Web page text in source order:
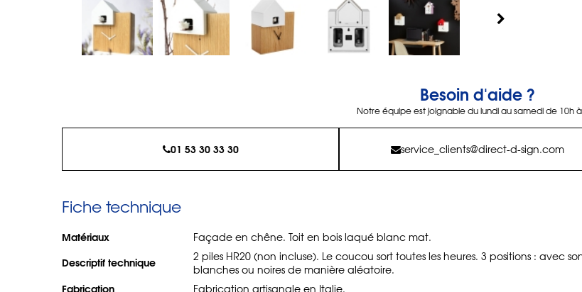
Besoin d'aide ?
Notre équipe est joignable du lundi au samedi de 10h
01 53 30 33 30 service_clients@direct-d-sign.com
Fiche technique
Matériaux Façade en chêne. Toit en bois laqué blanc mat.
Descriptif technique
2 piles HR20 (non incluse). Le coucou sort toutes les heures. 3 positions : avec
blanches ou noires de manière aléatoire.
Fabrication Fabrication artisanale en Italie.